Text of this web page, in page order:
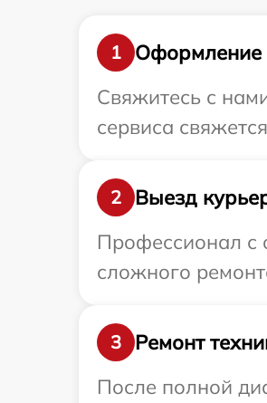
1
Оформление
Свяжитесь с
сервиса
2
Выезд
Профессионал с
сложного
3
Ремонт
После полной